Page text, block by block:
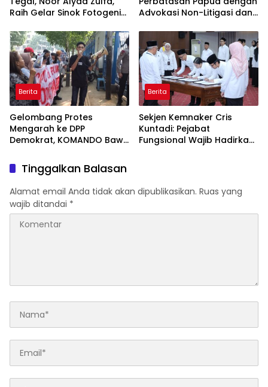
Raih Gelar Sinok Fotogenik
Advokasi Non-Litigasi dan
Berita
Gelombang Protes
Mengarah ke DPP
Demokrat, KOMANDO Bawa
Dody Hanggodo
Berita
Sekjen Kemnaker Cris
Kuntadi: Pejabat
Fungsional Wajib Hadirkan
Tinggalkan Balasan
Alamat email Anda tidak akan dipublikasikan. Ruas yang
wajib ditandai *